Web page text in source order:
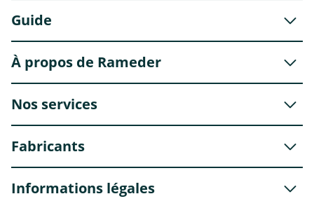
Guide
À propos de Rameder
Nos services
Fabricants
Informations légales